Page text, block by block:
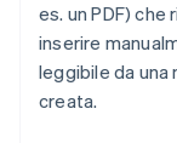
es. un PDF) che
inserire
leggibile da una
creata.